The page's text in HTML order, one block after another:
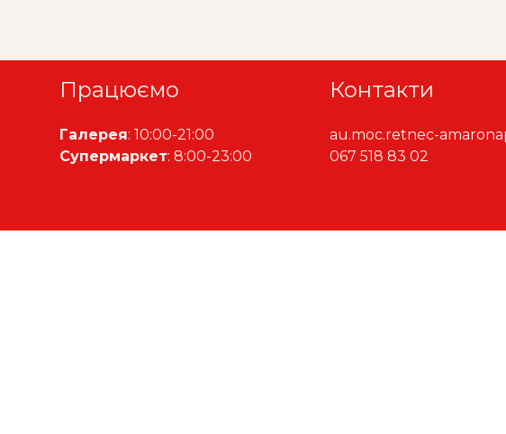
Працюємо
Галерея: 10:00-21:00
Супермаркет: 8:00-23:00
Контакти
au.moc.retnec-
067 518 83 02